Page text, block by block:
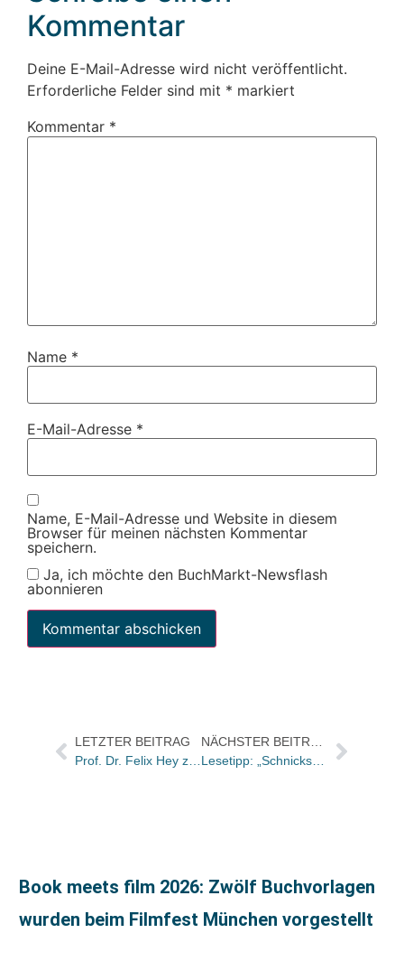
Kommentar
Deine E-Mail-Adresse wird nicht veröffentlicht.
Erforderliche Felder sind mit * markiert
Kommentar *
Name *
E-Mail-Adresse *
Name, E-Mail-Adresse und Website in diesem
Browser für meinen nächsten Kommentar
speichern.
Ja, ich möchte den BuchMarkt-Newsflash
abonnieren
LETZTER BEITRAG
Prof. Dr. Felix Hey zum Protest gegen die Umsatzsteuerbefreiung von Bildungsangeboten
Book meets film 2026: Zwölf Buchvorlagen
wurden beim Filmfest München vorgestellt